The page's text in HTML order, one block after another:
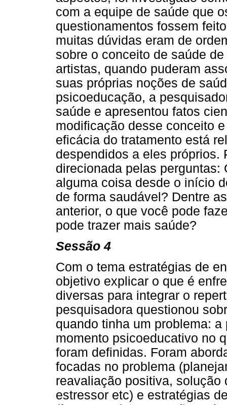
com a equipe de saúde que
questionamentos fossem
muitas dúvidas eram de
sobre o conceito de saúde
artistas, quando puderam
suas próprias noções de
psicoeducação, a
saúde e apresentou fatos
modificação desse conceito
eficácia do tratamento está
despendidos a eles próprios.
direcionada pelas perguntas:
alguma coisa desde o início
de forma saudável? Dentre
anterior, o que você pode
pode trazer mais saúde?
Sessão 4
Com o tema estratégias de
objetivo explicar o que é
diversas para integrar o
pesquisadora questionou
quando tinha um problema:
momento psicoeducativo no
foram definidas. Foram
focadas no problema
reavaliação positiva,
estressor etc) e estratégias